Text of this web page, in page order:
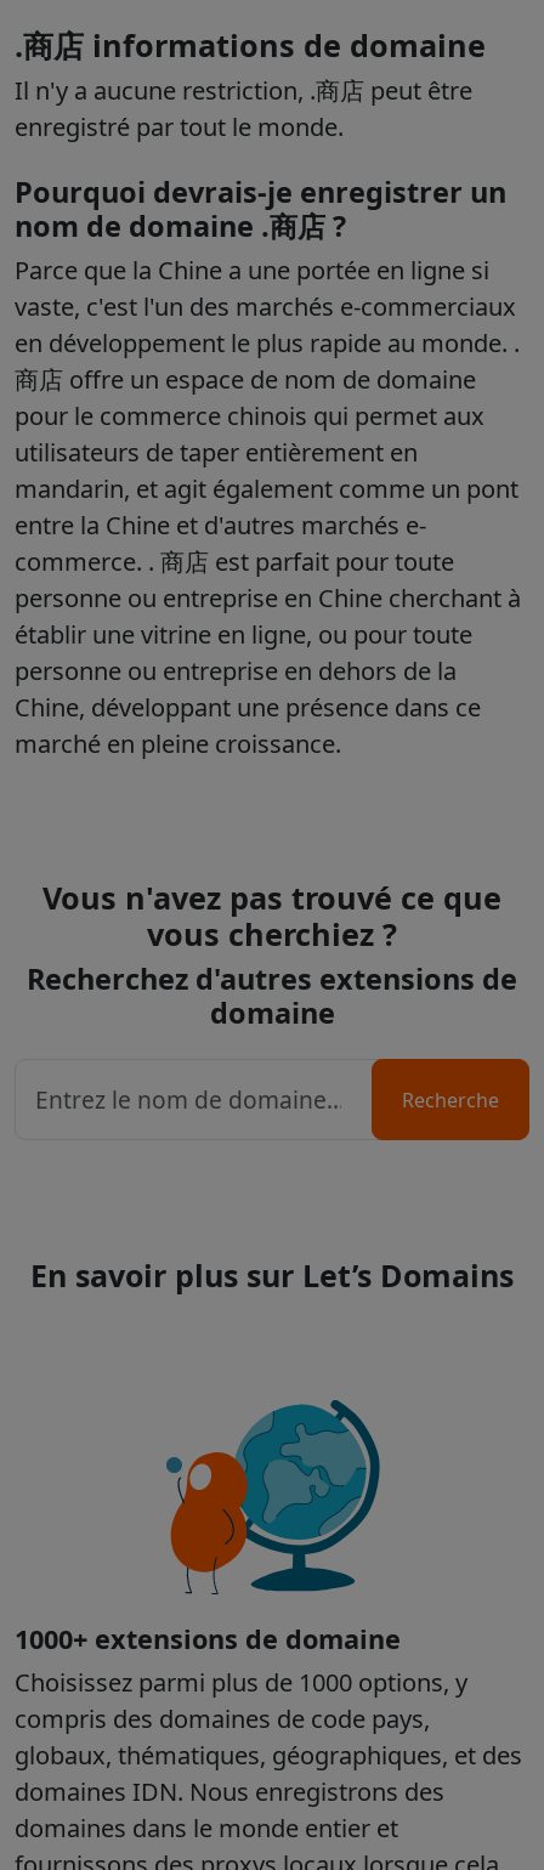
.商店 informations de domaine
Il n'y a aucune restriction, .商店 peut être
enregistré par tout le monde.
Pourquoi devrais-je enregistrer un
nom de domaine .商店 ?
Parce que la Chine a une portée en ligne si
vaste, c'est l'un des marchés e-commerciaux
en développement le plus rapide au monde. .
商店 offre un espace de nom de domaine
pour le commerce chinois qui permet aux
utilisateurs de taper entièrement en
mandarin, et agit également comme un pont
entre la Chine et d'autres marchés e-
commerce. . 商店 est parfait pour toute
personne ou entreprise en Chine cherchant à
établir une vitrine en ligne, ou pour toute
personne ou entreprise en dehors de la
Chine, développant une présence dans ce
marché en pleine croissance.
Vous n'avez pas trouvé ce que
vous cherchiez ?
Recherchez d'autres extensions de
domaine
Recherche